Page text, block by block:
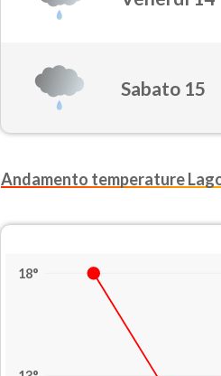
Sabato 15
Andamento temperature
18°